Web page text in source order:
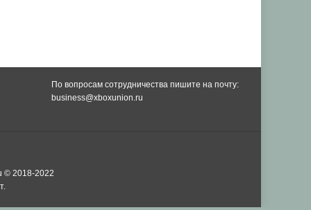
По вопросам сотрудничества пишите на почту:
business@xboxunion.ru
© 2018-2022